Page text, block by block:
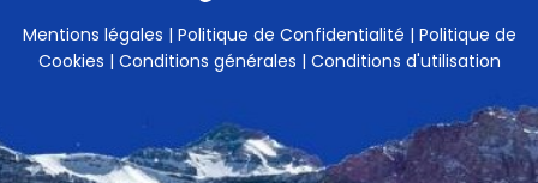
Mentions légales | Politique de Confidentialité | Politique de
Cookies | Conditions générales | Conditions d'utilisation